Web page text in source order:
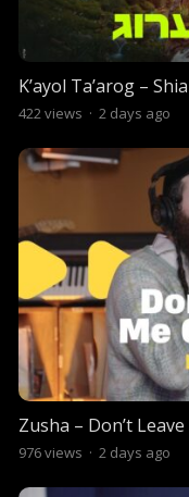
422views · 2 days ago
Zusha – Don’t
976views · 2 days ago